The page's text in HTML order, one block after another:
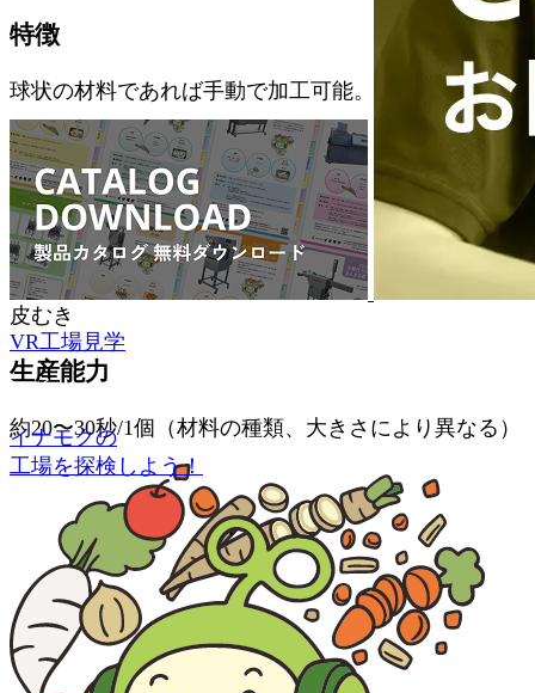
VR工場見学
イナモクの
工場を探検しよう！
特徴
球状の材料であれば手動で加工可能。
対応食材
かぼちゃ、とうがん、カブ、メロン
加工方法
皮むき
生産能力
約20〜30秒/1個（材料の種類、大きさにより異なる）